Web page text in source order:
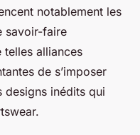
notablement les
savoir-faire
alliances
de s’imposer
designs inédits qui